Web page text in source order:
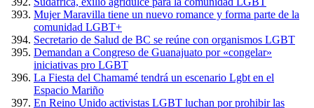
Mujer Maravilla tiene un nuevo romance y forma parte de la
comunidad LGBT+
Secretario de Salud de BC se reúne con organismos LGBT
Demandan a Congreso de Guanajuato por «congelar»
iniciativas pro LGBT
La Fiesta del Chamamé tendrá un escenario Lgbt en el
Espacio Mariño
En Reino Unido activistas LGBT luchan por prohibir las